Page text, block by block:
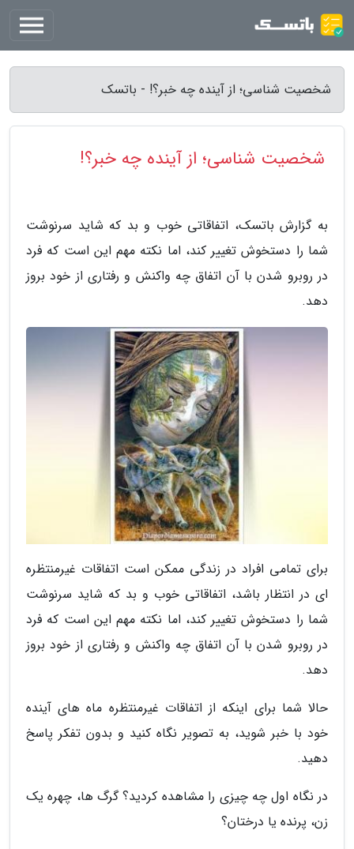
شخصیت شناسی؛ از آینده چه خبر؟! - باتسک
شخصیت شناسی؛ از آینده چه خبر؟!
به گزارش باتسک، اتفاقاتی خوب و بد که شاید سرنوشت
شما را دستخوش تغییر کند، اما نکته مهم این است که فرد
در روبرو شدن با آن اتفاق چه واکنش و رفتاری از خود بروز
دهد.
برای تمامی افراد در زندگی ممکن است اتفاقات غیرمنتظره
ای در انتظار باشد، اتفاقاتی خوب و بد که شاید سرنوشت
شما را دستخوش تغییر کند، اما نکته مهم این است که فرد
در روبرو شدن با آن اتفاق چه واکنش و رفتاری از خود بروز
دهد.
حالا شما برای اینکه از اتفاقات غیرمنتظره ماه های آینده
خود با خبر شوید، به تصویر نگاه کنید و بدون تفکر پاسخ
دهید.
در نگاه اول چه چیزی را مشاهده کردید؟ گرگ ها، چهره یک
زن، پرنده یا درختان؟